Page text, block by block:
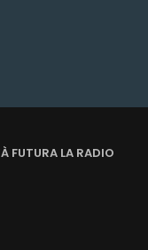
FUTURA LA RADIO